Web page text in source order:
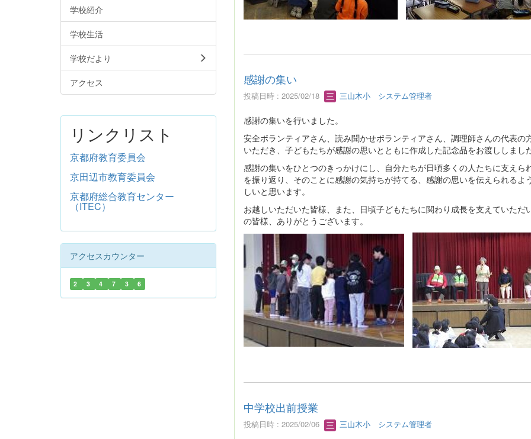
感謝の集い
投稿日時 : 2025/02/18 三山木小 システム管理者
感謝の集いを行いました。
安全ボランティアさん、読み聞かせボランティアさん、調理師さんの代表の
いただき、子どもたちが感謝の思いとともに作成した記念品をお渡ししまし
感謝の集いをひとつのきっかけにし、自分たちが日頃多くの人たちに支えら
を振り返り、そのことに感謝の気持ちが持てる、感謝の思いを伝えられるよ
しいと思います。
お越しいただいた皆様、また、日頃子どもたちに関わり成長を支えていただ
の皆様、ありがとうございます。
中学校出前授業
投稿日時 : 2025/02/06 三山木小 システム管理者
学校紹介
学校生活
学校だより
アクセス
リンクリスト
京都府教育委員会
京田辺市教育委員会
京都府総合教育センター
（ITEC）
アクセスカウンター
2 3 4 7 3 6